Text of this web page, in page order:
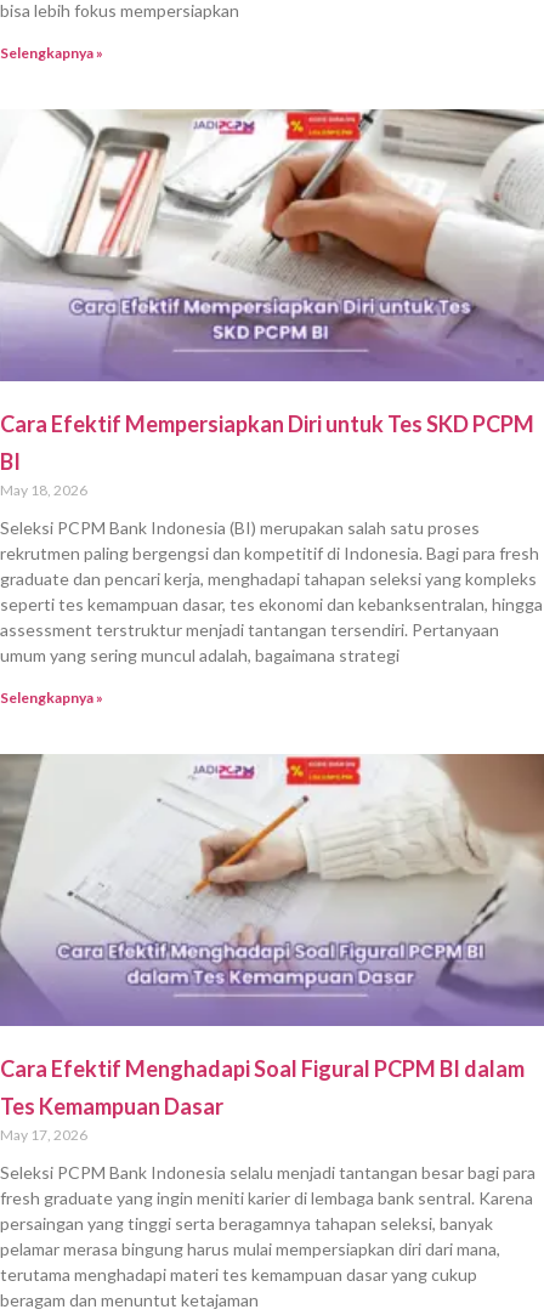
bisa lebih fokus mempersiapkan
Selengkapnya »
Cara Efektif Mempersiapkan Diri untuk Tes SKD PCPM
BI
May 18, 2026
Seleksi PCPM Bank Indonesia (BI) merupakan salah satu proses
rekrutmen paling bergengsi dan kompetitif di Indonesia. Bagi para fresh
graduate dan pencari kerja, menghadapi tahapan seleksi yang kompleks
seperti tes kemampuan dasar, tes ekonomi dan kebanksentralan, hingga
assessment terstruktur menjadi tantangan tersendiri. Pertanyaan
umum yang sering muncul adalah, bagaimana strategi
Selengkapnya »
Cara Efektif Menghadapi Soal Figural PCPM BI dalam
Tes Kemampuan Dasar
May 17, 2026
Seleksi PCPM Bank Indonesia selalu menjadi tantangan besar bagi para
fresh graduate yang ingin meniti karier di lembaga bank sentral. Karena
persaingan yang tinggi serta beragamnya tahapan seleksi, banyak
pelamar merasa bingung harus mulai mempersiapkan diri dari mana,
terutama menghadapi materi tes kemampuan dasar yang cukup
beragam dan menuntut ketajaman